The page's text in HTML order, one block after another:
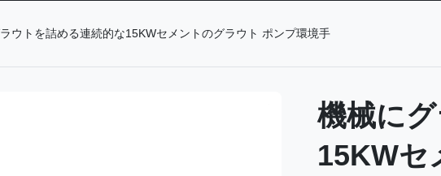
ウトを詰める連続的な15KWセメントのグラウト ポンプ環境手
機械に
15KWセ